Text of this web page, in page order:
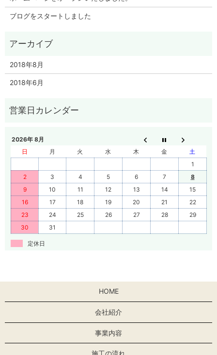
ブログをスタートしました
2018年8月
2018年6月
2026年 8月
日
月 火 水 木 金
土
1
2
3 4 5 6 7
8
9
10 11 12 13 14
15
16
17 18 19 20 21
22
23
24 25 26 27 28
29
30
31
定休日
HOME
会社紹介
事業内容